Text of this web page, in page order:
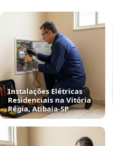
Instalações Elétricas
Residenciais na Vitória
Régia, Atibaia‑SP